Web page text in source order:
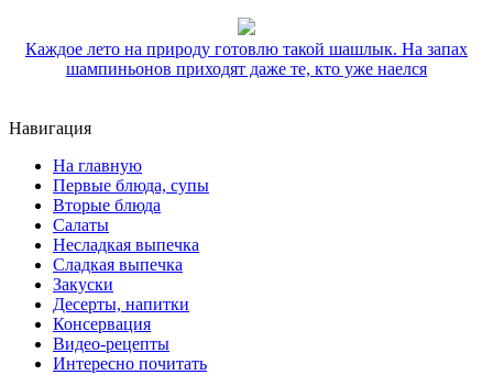
Каждое лето на природу готовлю такой шашлык. На запах
шампиньонов приходят даже те, кто уже наелся
Навигация
На главную
Первые блюда, супы
Вторые блюда
Салаты
Несладкая выпечка
Сладкая выпечка
Закуски
Десерты, напитки
Консервация
Видео-рецепты
Интересно почитать